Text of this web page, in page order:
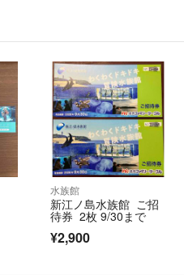
素人検品
見逃し等
予めご了
○商品発送
キレイに
中古品で
送り方に
1番安価な
送り方が
水族館
新江ノ島水族館 ご招
待券 2枚 9/30まで
¥2,900